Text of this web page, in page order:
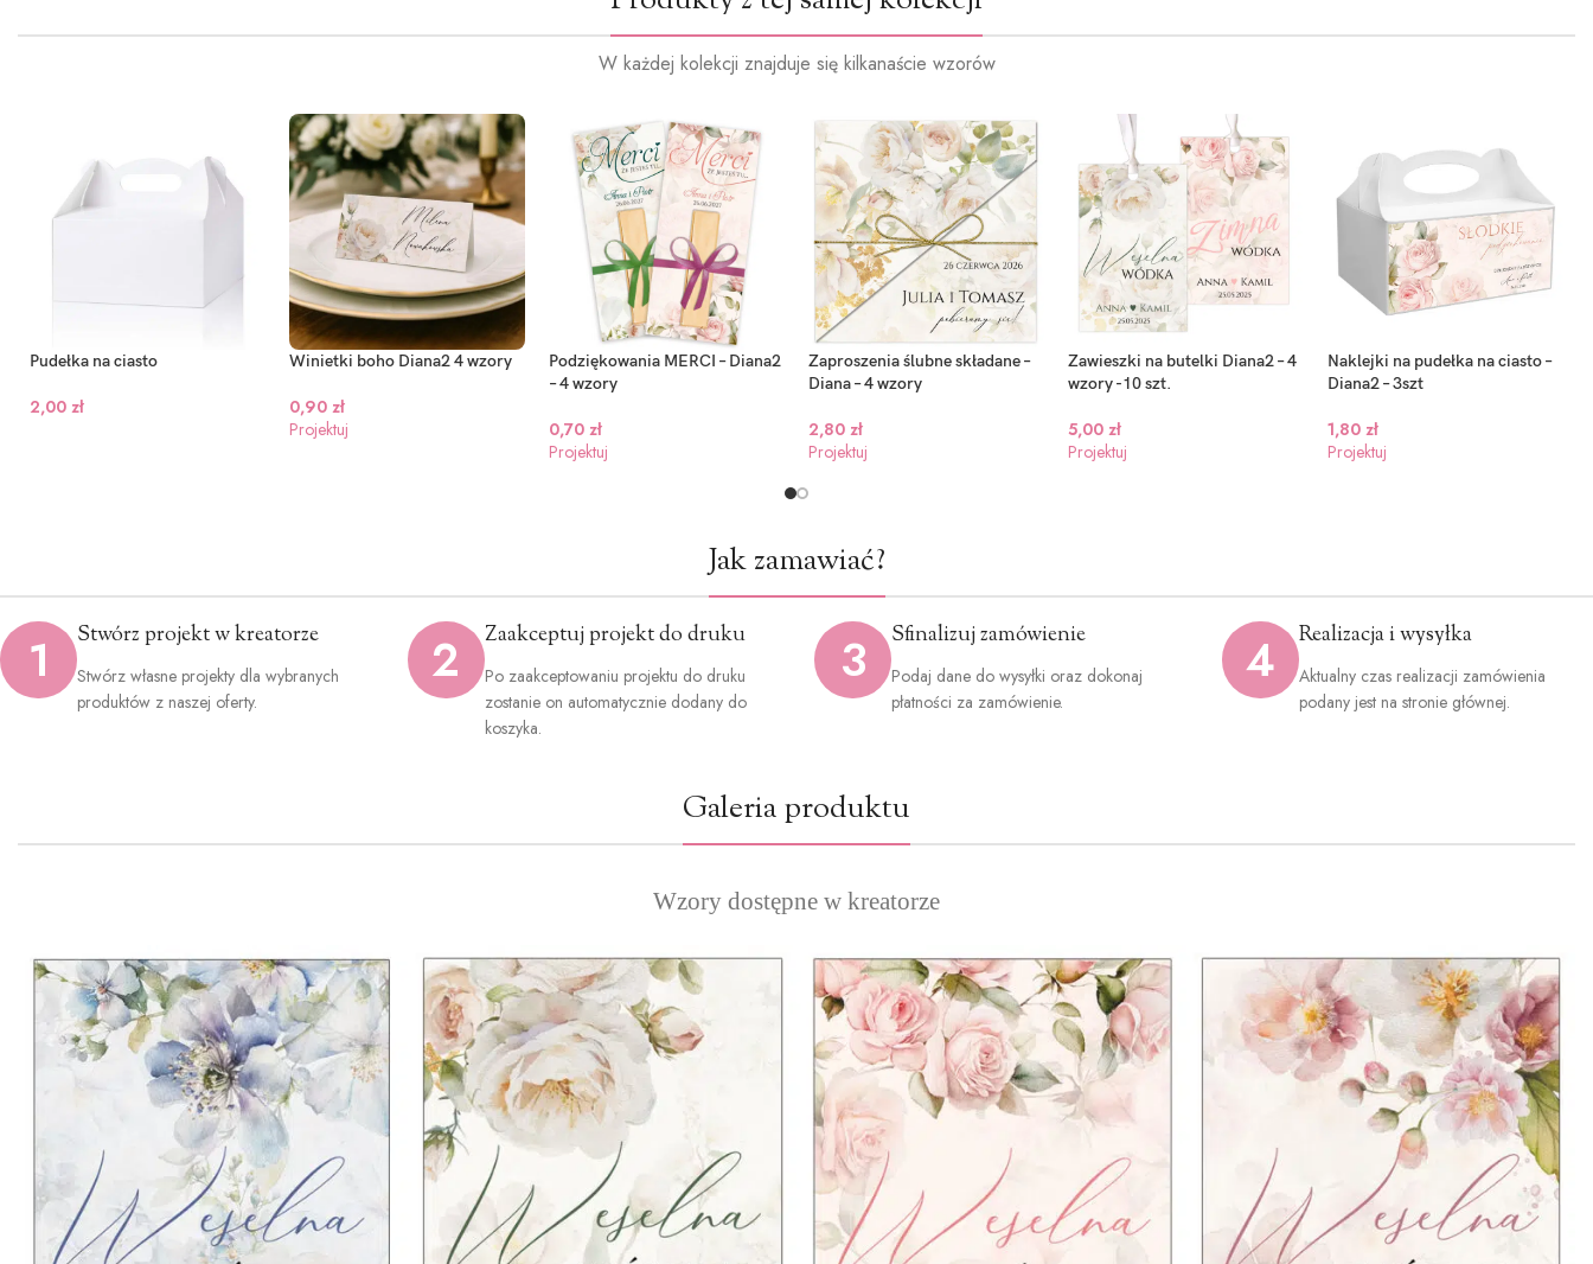
W każdej kolekcji znajduje się kilkanaście wzorów
Pudełka na ciasto
2,00 zł
Winietki boho Diana2 4 wzory
0,90 zł
Projektuj
Podziękowania MERCI – Diana2
– 4 wzory
0,70 zł
Projektuj
Zaproszenia ślubne składane –
Diana – 4 wzory
2,80 zł
Projektuj
Zawieszki na butelki Diana2 – 4
wzory -10 szt.
5,00 zł
Projektuj
Naklejki na pudełka na ciasto –
Diana2 – 3szt
1,80 zł
Projektuj
Jak zamawiać?
1 Stwórz projekt w kreatorze
Stwórz własne projekty dla wybranych
produktów z naszej oferty.
2 Zaakceptuj projekt do druku
Po zaakceptowaniu projektu do druku
zostanie on automatycznie dodany do
koszyka.
3 Sfinalizuj zamówienie
Podaj dane do wysyłki oraz dokonaj
płatności za zamówienie.
4 Realizacja i wysyłka
Aktualny czas realizacji zamówienia
podany jest na stronie głównej.
Galeria produktu
Wzory dostępne w kreatorze